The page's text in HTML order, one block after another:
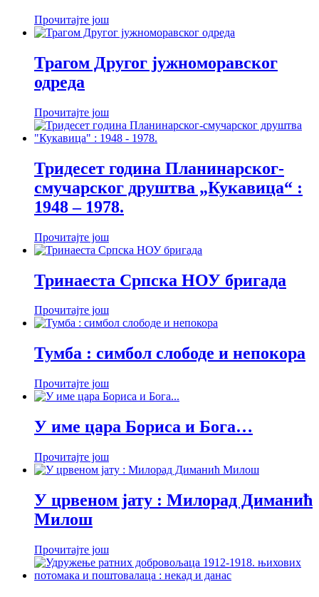
Прочитајте још
Трагом Другог јужноморавског
одреда
Прочитајте још
Тридесет година Планинарског-
смучарског друштва „Кукавица“ :
1948 – 1978.
Прочитајте још
Тринаеста Српска НОУ бригада
Прочитајте још
Тумба : симбол слободе и непокора
Прочитајте још
У име цара Бориса и Бога…
Прочитајте још
У црвеном јату : Милорад Диманић
Милош
Прочитајте још